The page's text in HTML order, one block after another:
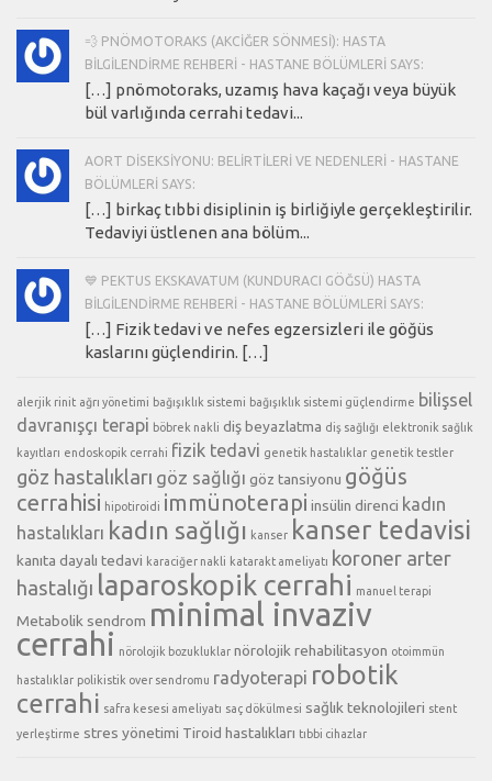
💨 PNÖMOTORAKS (AKCIĞER SÖNMESI): HASTA
BILGILENDIRME REHBERI - HASTANE BÖLÜMLERI SAYS:
[…] pnömotoraks, uzamış hava kaçağı veya büyük
bül varlığında cerrahi tedavi...
AORT DISEKSIYONU: BELIRTILERI VE NEDENLERI - HASTANE
BÖLÜMLERI SAYS:
[…] birkaç tıbbi disiplinin iş birliğiyle gerçekleştirilir.
Tedaviyi üstlenen ana bölüm...
💙 PEKTUS EKSKAVATUM (KUNDURACI GÖĞSÜ) HASTA
BILGILENDIRME REHBERI - HASTANE BÖLÜMLERI SAYS:
[…] Fizik tedavi ve nefes egzersizleri ile göğüs
kaslarını güçlendirin. […]
alerjik rinit ağrı yönetimi bağışıklık sistemi bağışıklık sistemi güçlendirme bilişsel
davranışçı terapi böbrek nakli diş beyazlatma diş sağlığı elektronik sağlık
kayıtları endoskopik cerrahi fizik tedavi genetik hastalıklar genetik testler
göz hastalıkları göz sağlığı göz tansiyonu göğüs
cerrahisi hipotiroidi immünoterapi insülin direnci kadın
hastalıkları kadın sağlığı kanser kanser tedavisi
kanıta dayalı tedavi karaciğer nakli katarakt ameliyatı koroner arter
hastalığı laparoskopik cerrahi manuel terapi
Metabolik sendrom minimal invaziv
cerrahi nörolojik bozukluklar nörolojik rehabilitasyon otoimmün
hastalıklar polikistik over sendromu radyoterapi robotik
cerrahi safra kesesi ameliyatı saç dökülmesi sağlık teknolojileri stent
yerleştirme stres yönetimi Tiroid hastalıkları tıbbi cihazlar